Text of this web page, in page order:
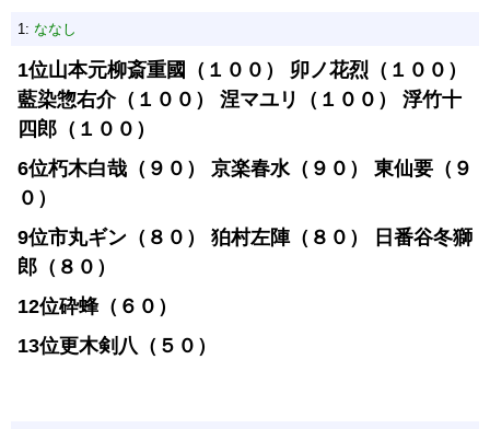
1: ななし
1位山本元柳斎重國（１００） 卯ノ花烈（１００）
藍染惣右介（１００） 涅マユリ（１００） 浮竹十
四郎（１００）
6位朽木白哉（９０） 京楽春水（９０） 東仙要（９
０）
9位市丸ギン（８０） 狛村左陣（８０） 日番谷冬獅
郎（８０）
12位砕蜂（６０）
13位更木剣八（５０）